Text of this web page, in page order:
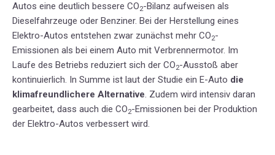
Autos eine deutlich bessere CO2-Bilanz aufweisen als
Dieselfahrzeuge oder Benziner. Bei der Herstellung eines
Elektro-Autos entstehen zwar zunächst mehr CO2-
Emissionen als bei einem Auto mit Verbrennermotor. Im
Laufe des Betriebs reduziert sich der CO2-Ausstoß aber
kontinuierlich. In Summe ist laut der Studie ein E-Auto die
klimafreundlichere Alternative. Zudem wird intensiv daran
gearbeitet, dass auch die CO2-Emissionen bei der Produktion
der Elektro-Autos verbessert wird.